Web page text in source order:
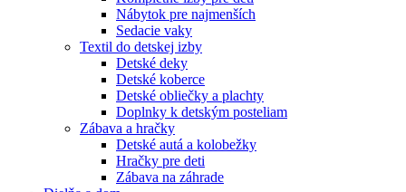
Nábytok pre najmenších
Sedacie vaky
Textil do detskej izby
Detské deky
Detské koberce
Detské obliečky a plachty
Doplnky k detským posteliam
Zábava a hračky
Detské autá a kolobežky
Hračky pre deti
Zábava na záhrade